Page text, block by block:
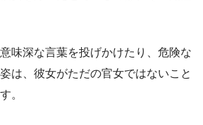
味深な言葉を投げかけたり、危険な
は、彼女がただの官女ではないこと
。